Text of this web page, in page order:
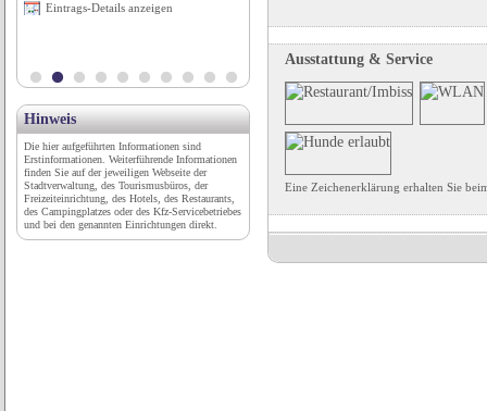
Ausstattung & Service
Eine Zeichenerklärung erhalten Sie
Eintrags-Details anzeigen
Hinweis
Die hier aufgeführten Informationen sind
Erstinformationen. Weiterführende Informationen
finden Sie auf der jeweiligen Webseite der
Stadtverwaltung, des Tourismusbüros, der
Freizeiteinrichtung, des Hotels, des Restaurants,
des Campingplatzes oder des Kfz-Servicebetriebes
und bei den genannten Einrichtungen direkt.